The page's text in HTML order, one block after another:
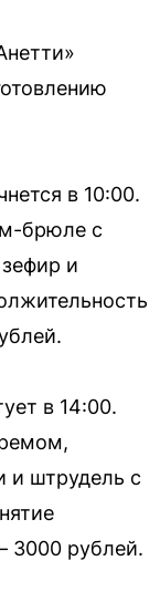
в 10:00.
брюле с
и
в 14:00.
и штрудель с
3000 рублей.